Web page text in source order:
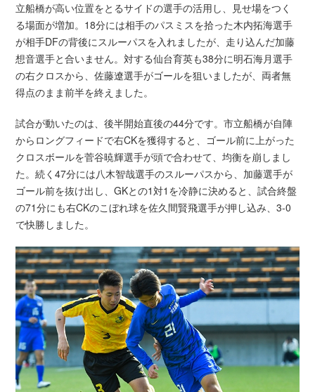
立船橋が高い位置をとるサイドの選手の活用し、見せ場をつく
る場面が増加。18分には相手のパスミスを拾った木内拓海選手
が相手DFの背後にスルーパスを入れましたが、走り込んだ加藤
想音選手と合いません。対する仙台育英も38分に明石海月選手
の右クロスから、佐藤遼選手がゴールを狙いましたが、両者無
得点のまま前半を終えました。
試合が動いたのは、後半開始直後の44分です。市立船橋が自陣
からロングフィードで右CKを獲得すると、ゴール前に上がった
クロスボールを菅谷暁輝選手が頭で合わせて、均衡を崩しまし
た。続く47分には八木智哉選手のスルーパスから、加藤選手が
ゴール前を抜け出し、GKとの1対1を冷静に決めると、試合終盤
の71分にも右CKのこぼれ球を佐久間賢飛選手が押し込み、3-0
で快勝しました。